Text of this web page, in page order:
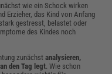
wie ein Schock wirken
Erzieher, das Kind von Anfang
gestresst, belastet oder
des Kindes noch
zunächstanalysieren,
den Tag legt. Wie schon